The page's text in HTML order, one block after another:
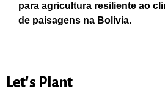
para agricultura resiliente ao
de paisagens na Bolívia.
Let's Plant